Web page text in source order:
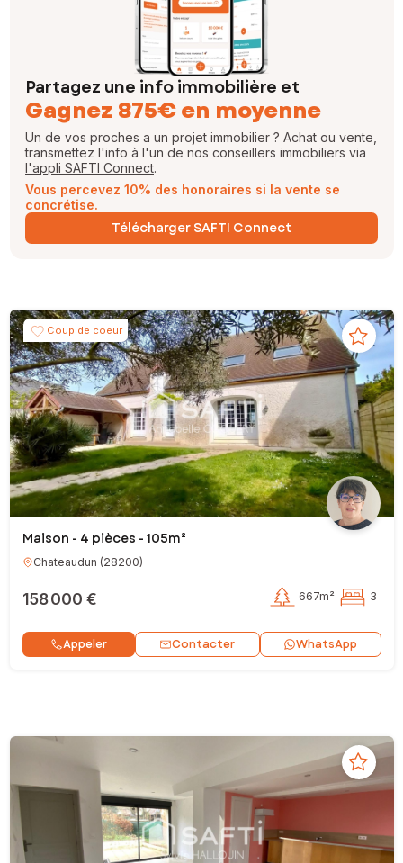
Partagez une info immobilière et
Gagnez 875€ en moyenne
Un de vos proches a un projet immobilier ? Achat ou vente,
transmettez l'info à l'un de nos conseillers immobiliers via
l'appli SAFTI Connect.
Vous percevez 10% des honoraires si la vente se
concrétise.
Télécharger SAFTI Connect
Coup de coeur
Maison - 4 pièces - 105m²
Chateaudun (28200)
158 000 € 667m² 3
Appeler Contacter WhatsApp